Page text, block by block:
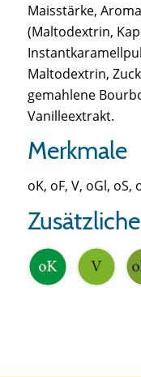
Maisstärke,
(Maltodextrin,
Maltodextrin,
gemahlene
Vanilleextrakt.
Merkmale
oK, oF, V, oGl, oS,